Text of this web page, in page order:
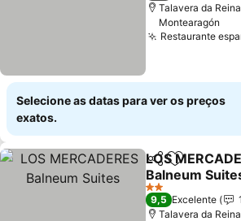
Talavera da
Montearagón
Restaurante
Selecione as datas para ver os preços
exatos.
PartilharAdicionar
LOS
Balneum
Ver preços
2 Estrelas
9,5 Excelente
Talavera da